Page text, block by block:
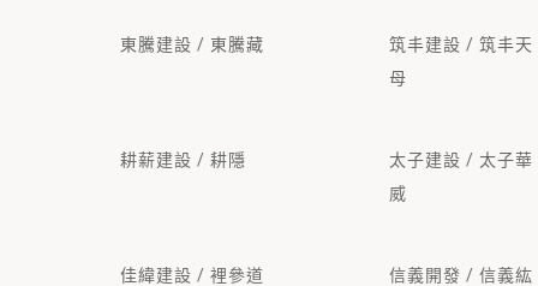
東騰建設 / 東騰藏
筑丰建設 / 筑丰天
母
耕薪建設 / 耕隱
太子建設 / 太子華
威
佳緯建設 / 裡參道
信義開發 / 信義紘